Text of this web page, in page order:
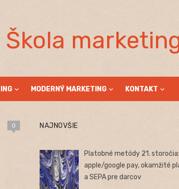
Škola
MODERNÝ MARKETING KONTAKT
0 NAJNOVŠIE
Platobné metódy 21. storočia:
apple/google pay, okamžité
a SEPA pre darcov